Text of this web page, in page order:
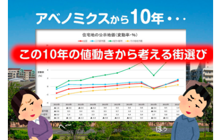
立
つ
情
報
を
お
届
け
し
ま
す